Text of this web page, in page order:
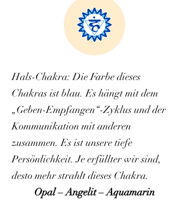
Hals-Chakra: Die Farbe dieses
Chakras ist blau. Es hängt mit dem
„Geben-Empfangen“-Zyklus und der
Kommunikation mit anderen
zusammen. Es ist unsere tiefe
Persönlichkeit. Je erfüllter wir sind,
desto mehr strahlt dieses Chakra.
Opal – Angelit – Aquamarin